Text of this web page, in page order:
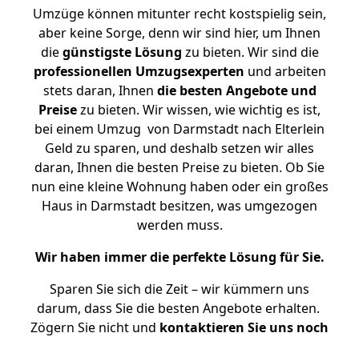
Umzüge können mitunter recht kostspielig sein,
aber keine Sorge, denn wir sind hier, um Ihnen
diegünstigste Lösung zu bieten. Wir sind die
professionellen Umzugsexperten und arbeiten
stets daran, Ihnen die besten Angebote und
Preisezu bieten. Wir wissen, wie wichtig es ist,
bei einem Umzug von Darmstadt nach Elterlein
Geld zu sparen, und deshalb setzen wir alles
daran, Ihnen die besten Preise zu bieten. Ob Sie
nun eine kleine Wohnung haben oder ein großes
Haus in Darmstadt besitzen, was umgezogen
werden muss.
Wir haben immer die perfekte Lösung für Sie.
Sparen Sie sich die Zeit – wir kümmern uns
darum, dass Sie die besten Angebote erhalten.
Zögern Sie nicht und kontaktieren Sie uns noch